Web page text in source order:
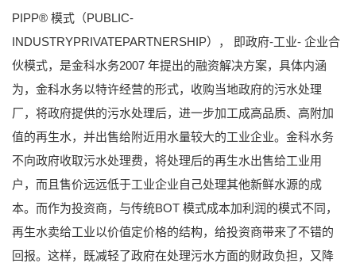
PIPP® 模式（PUBLIC-
INDUSTRYPRIVATEPARTNERSHIP）， 即政府-工业- 企业合
伙模式，是金科水务2007 年提出的融资解决方案，具体内涵
为，金科水务以特许经营的形式，收购当地政府的污水处理
厂，将政府提供的污水处理后，进一步加工成高品质、高附加
值的再生水，并出售给附近用水量较大的工业企业。金科水务
不向政府收取污水处理费，将处理后的再生水出售给工业用
户，而且售价远远低于工业企业自己处理其他新鲜水源的成
本。而作为投资商，与传统BOT 模式成本加利润的模式不同，
再生水卖给工业以价值定价格的结构，给投资商带来了不错的
回报。这样，既减轻了政府在处理污水方面的财政负担，又降